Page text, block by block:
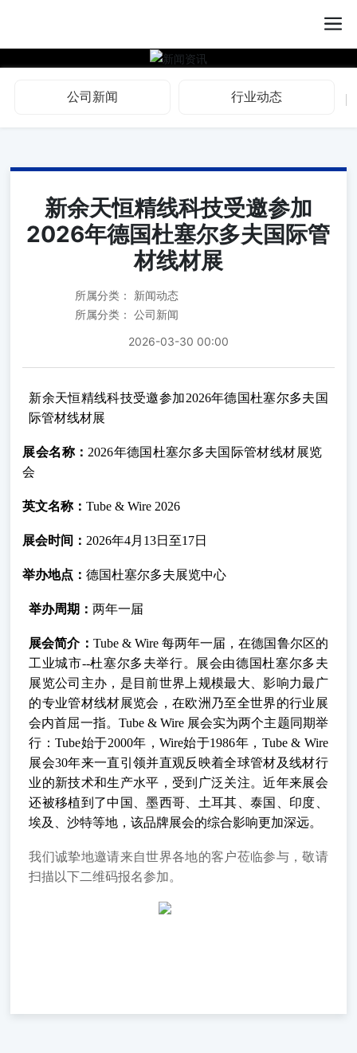
公司新闻 行业动态
新余天恒精线科技受邀参加
2026年德国杜塞尔多夫国际管
材线材展
所属分类：
新闻动态
所属分类： 公司新闻
2026-03-30 00:00
新余天恒精线科技受邀参加2026年德国杜塞尔多夫国
际管材线材展
展会名称： 2026年德国杜塞尔多夫国际管材线材展览
会
英文名称：Tube & Wire 2026
展会时间： 2026年4月13日至17日
举办地点：德国杜塞尔多夫展览中心
举办周期：两年一届
展会简介： Tube & Wire 每两年一届，在德国鲁尔区的
工业城市--杜塞尔多夫举行。展会由德国杜塞尔多夫
展览公司主办，是目前世界上规模最大、影响力最广
的专业管材线材展览会， 在欧洲乃至全世界的行业展
会内首屈一指。 Tube & Wire 展会实为两个主题同期举
行：Tube始于2000年，Wire始于1986年，Tube & Wire
展会30年来一直引领并直观反映着全球管材及线材行
业的新技术和生产水平，受到广泛关注。近年来展会
还被移植到了中国、墨西哥、土耳其、泰国、印度、
埃及、沙特等地，该品牌展会的综合影响更加深远。
我们诚挚地邀请来自世界各地的客户莅临参与，敬请
扫描以下二维码报名参加。